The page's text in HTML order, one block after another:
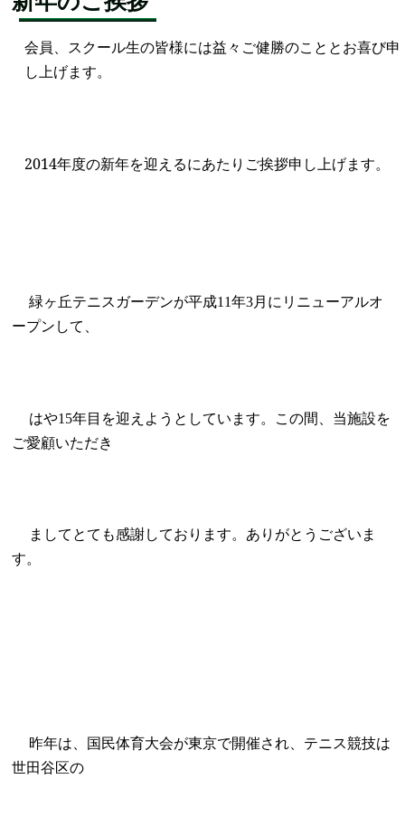
会員、スクール生の皆様には益々ご健勝のこととお喜び申
し上げます。
2014年度の新年を迎えるにあたりご挨拶申し上げます。
緑ヶ丘テニスガーデンが平成11年3月にリニューアルオ
ープンして、
はや15年目を迎えようとしています。この間、当施設を
ご愛顧いただき
ましてとても感謝しております。ありがとうございま
す。
昨年は、国民体育大会が東京で開催され、テニス競技は
世田谷区の